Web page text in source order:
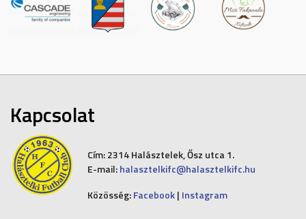
Kapcsolat
Cím:2314 Halásztelek, Ősz utca 1.
E-mail: halasztelkifc@halasztelkifc.hu
Közösség: Facebook| Instagram